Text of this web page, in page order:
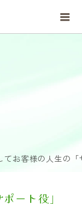
てお客様の人生の
ート役」